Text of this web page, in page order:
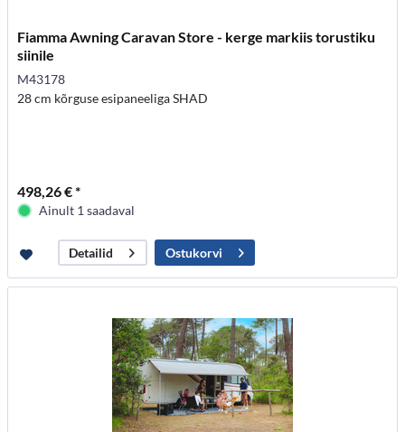
Fiamma Awning Caravan Store - kerge markiis torustiku
siinile
M43178
28 cm kõrguse esipaneeliga SHAD
498,26 € *
Ainult 1 saadaval
Detailid Ostukorvi